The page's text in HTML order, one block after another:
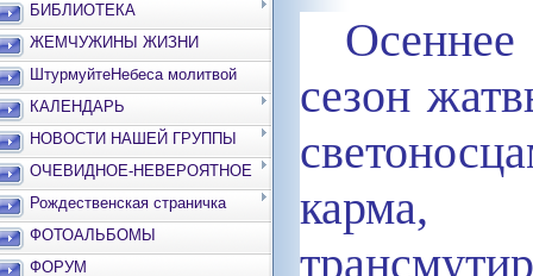
БИБЛИОТЕКА
ЖЕМЧУЖИНЫ ЖИЗНИ
ШтурмуйтеНебеса молитвой
КАЛЕНДАРЬ
НОВОСТИ НАШЕЙ ГРУППЫ
ОЧЕВИДНОЕ-НЕВЕРОЯТНОЕ
Рождественская страничка
ФОТОАЛЬБОМЫ
ФОРУМ
сезон
карма,